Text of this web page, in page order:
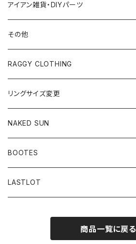
アイアン雑貨・DIYパーツ
その他
RAGGY CLOTHING
リングサイズ変更
NAKED SUN
BOOTES
LASTLOT
商品一覧に戻る